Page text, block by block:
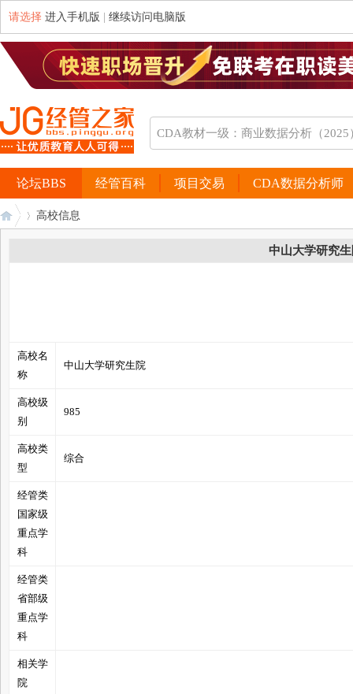
请选择 进入手机版 继续访问电脑版
经管百科 项目交易 CDA数据分析师
论坛BBS
高校信息
中山大学研究
高校名
称
中山大学研究生院
高校级
别
985
高校类
型
综合
经管类
国家级
重点学
科
经管类
省部级
重点学
科
相关学
院